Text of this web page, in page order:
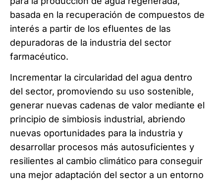
basada en la recuperación de compuestos de
interés a partir de los efluentes de las
depuradoras de la industria del sector
farmacéutico.
Incrementar la circularidad del agua dentro
del sector, promoviendo su uso sostenible,
generar nuevas cadenas de valor mediante el
principio de simbiosis industrial, abriendo
nuevas oportunidades para la industria y
desarrollar procesos más autosuficientes y
resilientes al cambio climático para conseguir
una mejor adaptación del sector a un entorno